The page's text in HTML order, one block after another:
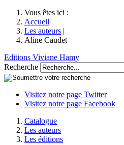
Vous êtes ici :
Accueil|
Les auteurs |
Aline Caudet
Editions Viviane Hamy
Recherche
Visitez notre page Twitter
Visitez notre page Facebook
Catalogue
Les auteurs
Les éditions